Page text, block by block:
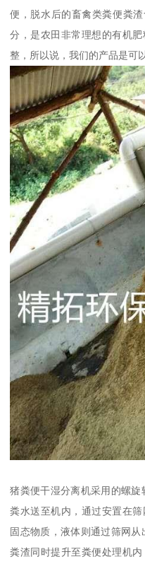
便，脱水后的畜禽类粪便粪
分，是农田非常理想的有机
整，所以说，我们的产品是可
猪粪便干湿分离机采用的螺
粪水送至机内，通过安置在
固态物质，液体则通过筛网
粪渣同时提升至粪便处理机